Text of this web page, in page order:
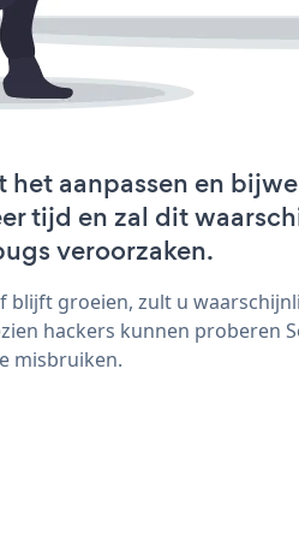
het aanpassen en
tijd en zal dit
veroorzaken.
blijft groeien, zult u
hackers kunnen proberen
misbruiken.